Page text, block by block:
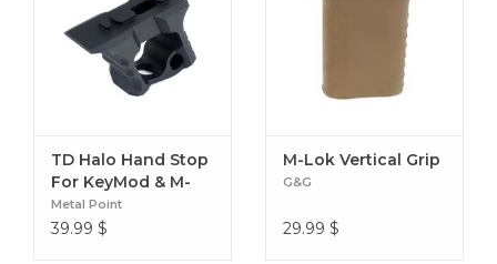
TD Halo Hand Stop
For KeyMod & M-
LOK
Metal Point
39.99 $
M-Lok Vertical Grip
G&G
29.99 $